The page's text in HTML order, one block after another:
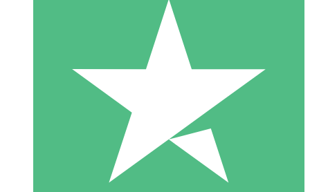
Pacchetti di Crediti Individuali
Paga a consumo con crediti di download. Nessun impegno
1 Download
10